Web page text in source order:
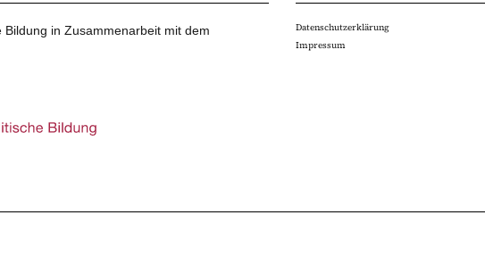
in Zusammenarbeit mit dem
Datenschutzerklärung
Impressum